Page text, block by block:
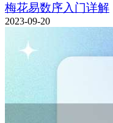
梅花易数序入门详解
2023-09-20